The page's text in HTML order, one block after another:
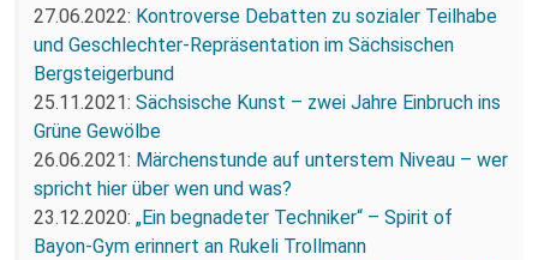
27.06.2022: Kontroverse Debatten zu sozialer Teilhabe
und Geschlechter-Repräsentation im Sächsischen
Bergsteigerbund
25.11.2021: Sächsische Kunst – zwei Jahre Einbruch ins
Grüne Gewölbe
26.06.2021: Märchenstunde auf unterstem Niveau – wer
spricht hier über wen und was?
23.12.2020: „Ein begnadeter Techniker“ – Spirit of
Bayon-Gym erinnert an Rukeli Trollmann